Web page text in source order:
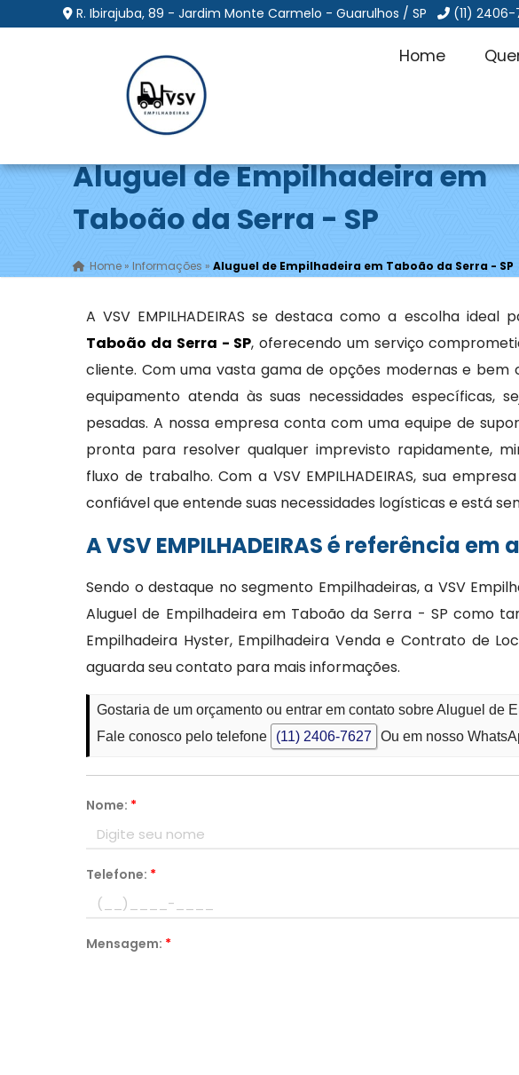
R. Ibirajuba, 89 - Jardim Monte Carmelo - Guarulhos / SP (11)
Home
Aluguel de Empilhadeira em
Taboão da Serra - SP
Home »Informações »Aluguel de Empilhadeira em Taboão da Serra - SP
A VSV EMPILHADEIRAS se destaca como a escolha ideal
Taboão da Serra - SP, oferecendo um serviço
cliente. Com uma vasta gama de opções modernas e bem
equipamento atenda às suas necessidades específicas,
pesadas. A nossa empresa conta com uma equipe de
pronta para resolver qualquer imprevisto rapidamente,
fluxo de trabalho. Com a VSV EMPILHADEIRAS, sua
confiável que entende suas necessidades logísticas e está
A VSV EMPILHADEIRAS é referência
Sendo o destaque no segmento Empilhadeiras, a VSV
Aluguel de Empilhadeira em Taboão da Serra - SP como
Empilhadeira Hyster, Empilhadeira Venda e Contrato de
aguarda seu contato para mais informações.
Gostaria de um orçamento ou entrar em contato sobre Aluguel de
Fale conosco pelo telefone
(11) 2406-7627 Ou em nosso
Nome: *
Telefone: *
Mensagem: *